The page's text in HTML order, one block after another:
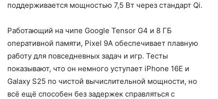
поддерживается мощностью 7,5 Вт через стандарт Qi.
Работающий на чипе Google Tensor G4 и 8 ГБ
оперативной памяти, Pixel 9A обеспечивает плавную
работу для повседневных задач и игр. Тесты
показывают, что он немного уступает iPhone 16E и
Galaxy S25 по чистой вычислительной мощности, но
всё ещё способен без задержек справляться с